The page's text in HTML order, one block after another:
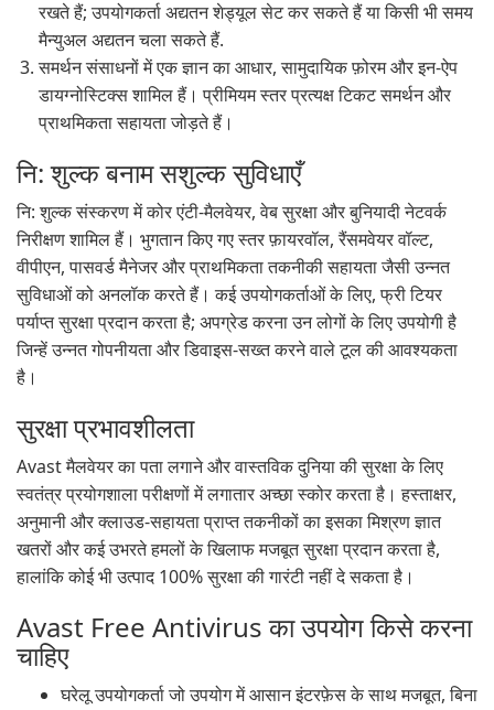
रखते हैं; उपयोगकर्ता अद्यतन शेड्यूल सेट कर सकते हैं या किसी भी समय
मैन्युअल अद्यतन चला सकते हैं.
समर्थन संसाधनों में एक ज्ञान का आधार, सामुदायिक फ़ोरम और इन-ऐप
डायग्नोस्टिक्स शामिल हैं। प्रीमियम स्तर प्रत्यक्ष टिकट समर्थन और
प्राथमिकता सहायता जोड़ते हैं।
नि: शुल्क बनाम सशुल्क सुविधाएँ
नि: शुल्क संस्करण में कोर एंटी-मैलवेयर, वेब सुरक्षा और बुनियादी नेटवर्क
निरीक्षण शामिल हैं। भुगतान किए गए स्तर फ़ायरवॉल, रैंसमवेयर वॉल्ट,
वीपीएन, पासवर्ड मैनेजर और प्राथमिकता तकनीकी सहायता जैसी उन्नत
सुविधाओं को अनलॉक करते हैं। कई उपयोगकर्ताओं के लिए, फ्री टियर
पर्याप्त सुरक्षा प्रदान करता है; अपग्रेड करना उन लोगों के लिए उपयोगी है
जिन्हें उन्नत गोपनीयता और डिवाइस-सख्त करने वाले टूल की आवश्यकता
है।
सुरक्षा प्रभावशीलता
Avast मैलवेयर का पता लगाने और वास्तविक दुनिया की सुरक्षा के लिए
स्वतंत्र प्रयोगशाला परीक्षणों में लगातार अच्छा स्कोर करता है। हस्ताक्षर,
अनुमानी और क्लाउड-सहायता प्राप्त तकनीकों का इसका मिश्रण ज्ञात
खतरों और कई उभरते हमलों के खिलाफ मजबूत सुरक्षा प्रदान करता है,
हालांकि कोई भी उत्पाद 100% सुरक्षा की गारंटी नहीं दे सकता है।
Avast Free Antivirus का उपयोग किसे करना
चाहिए
घरेलू उपयोगकर्ता जो उपयोग में आसान इंटरफ़ेस के साथ मजबूत, बिना